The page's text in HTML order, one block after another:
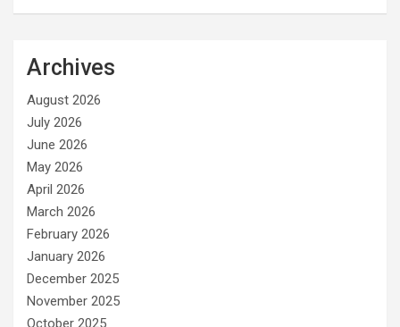
Archives
August 2026
July 2026
June 2026
May 2026
April 2026
March 2026
February 2026
January 2026
December 2025
November 2025
October 2025